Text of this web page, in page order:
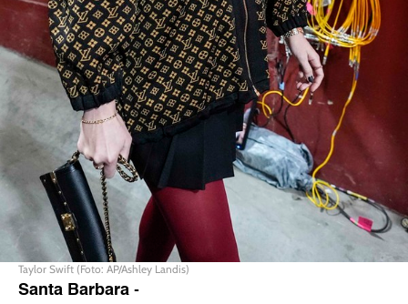
Taylor Swift (Foto: AP/Ashley Landis)
Santa Barbara-